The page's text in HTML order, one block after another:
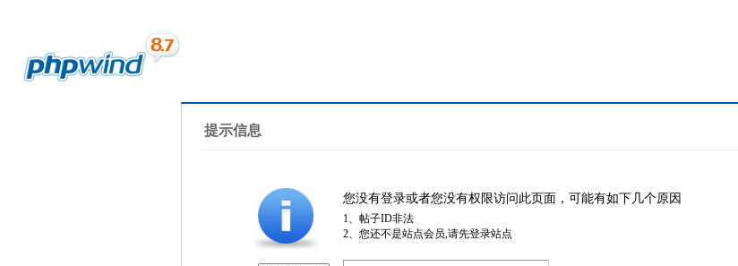
提示信息
您没有登录或者您没有权限访问此页面，可能有如下几个原因
1、帖子ID非法
2、您还不是站点会员,请先登录站点